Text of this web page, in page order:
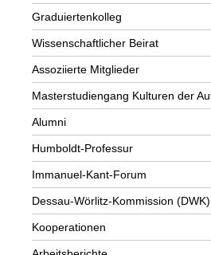
Graduiertenkolleg
Wissenschaftlicher Beirat
Assoziierte Mitglieder
Masterstudiengang Kulturen der
Alumni
Humboldt-Professur
Immanuel-Kant-Forum
Dessau-Wörlitz-Kommission (DWK)
Kooperationen